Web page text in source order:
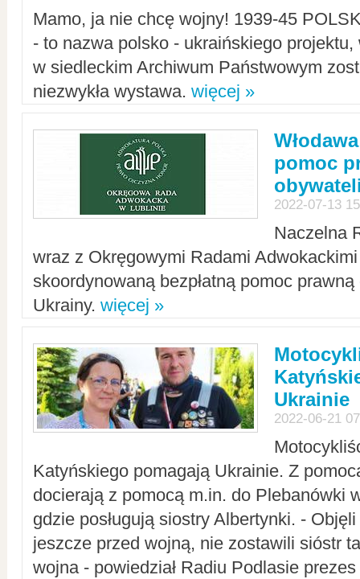
Mamo, ja nie chcę wojny! 1939-45
- to nazwa polsko - ukraińskiego
w siedleckim Archiwum Państwowym
niezwykła wystawa. więcej »
pomoc
2022-07-13
Naczelna
wraz z Okręgowymi Radami Adwokackimi
skoordynowaną bezpłatną pomoc
Ukrainy. więcej »
Ukrainie
2022-06-21
Katyńskiego pomagają Ukrainie. Z
docierają z pomocą m.in. do Plebanówki
gdzie posługują siostry Albertynki. -
jeszcze przed wojną, nie zostawili sióstr
wojna - powiedział Radiu Podlasie